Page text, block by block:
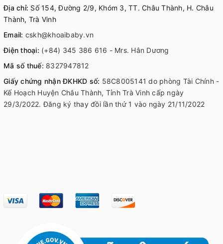
Địa chỉ: Số 154, Đường 2/9, Khóm 3, TT. Châu Thành, H. Châu
Thành, Trà Vinh
Email: cskh@khoaibaby.vn
Điện thoại: (+84) 345 386 616 - Mrs. Hân Dương
Mã số thuế: 8327947812
Giấy chứng nhận ĐKHKD số: 58C8005141 do phòng Tài Chính -
Kế Hoạch Huyện Châu Thành, Tỉnh Trà Vinh cấp ngày
29/3/2022. Đăng ký thay đồi lần thứ 1 vào ngày 21/11/2022